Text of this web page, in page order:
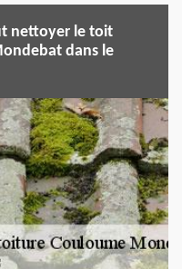
nettoyer le toit
dans le